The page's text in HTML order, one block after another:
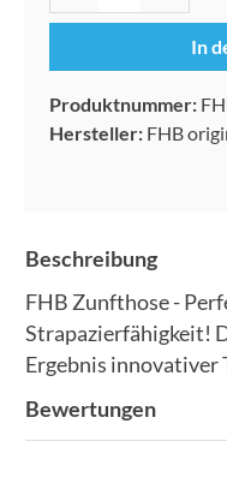
In
Produktnummer:
Hersteller: FHB
Beschreibung
FHB Zunfthose -
Strapazierfähigkeit!
Ergebnis innovativer
Bewertungen